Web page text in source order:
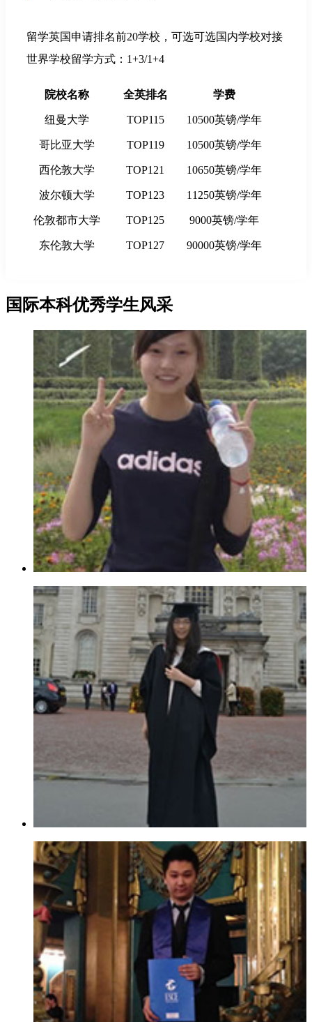
留学英国申请排名前20学校，可选可选国内学校对接
世界学校留学方式：1+3/1+4
院校名称 全英排名 学费
纽曼大学 TOP115 10500英镑/学年
哥比亚大学 TOP119 10500英镑/学年
西伦敦大学 TOP121 10650英镑/学年
波尔顿大学 TOP123 11250英镑/学年
伦敦都市大学 TOP125 9000英镑/学年
东伦敦大学 TOP127 90000英镑/学年
国际本科优秀学生风采